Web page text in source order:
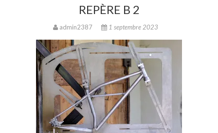
REPÈRE B 2
admin2387 1 septembre 2023